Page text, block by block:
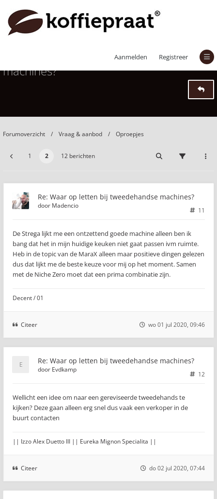
Aanmelden Registreer
Waar op letten bij tweedehandse
machines?
Forumoverzicht Vraag & aanbod Oproepjes
1 2 12 berichten
Re: Waar op letten bij tweedehandse machines?
11
door Madencio
De Strega lijkt me een ontzettend goede machine alleen ben ik
bang dat het in mijn huidige keuken niet gaat passen ivm ruimte.
Heb in de topic van de MaraX alleen maar positieve dingen gelezen
dus dat lijkt me de beste keuze voor mij op het moment. Samen
met de Niche Zero moet dat een prima combinatie zijn.
Decent / 01
Citeer wo 01 jul 2020, 09:46
Re: Waar op letten bij tweedehandse machines?
12
door Evdkamp
Wellicht een idee om naar een gereviseerde tweedehands te
kijken? Deze gaan alleen erg snel dus vaak een verkoper in de
buurt contacten
|| Izzo Alex Duetto III || Eureka Mignon Specialita ||
Citeer do 02 jul 2020, 07:44